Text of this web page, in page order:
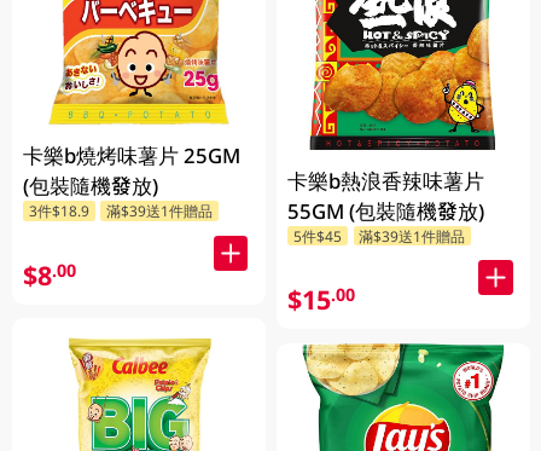
卡樂b燒烤味薯片 25GM
(包裝隨機發放)
3件$18.9 滿$39送1件贈品
$8.00
卡樂b熱浪香辣味薯片
55GM (包裝隨機發放)
5件$45 滿$39送1件贈品
$15.00